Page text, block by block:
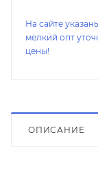
На сайте
мелкий опт
цены!
ОПИСАНИЕ